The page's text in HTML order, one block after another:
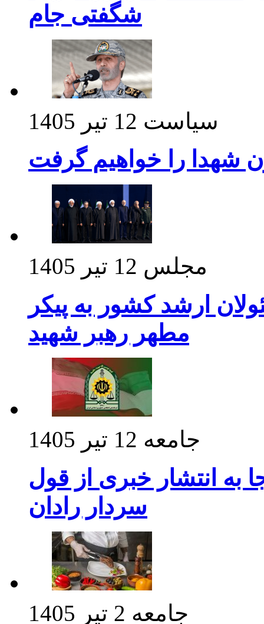
شگفتی جام
سیاست 12 تیر 1405
شهدا را خواهیم گرفت
مجلس 12 تیر 1405
ارشد کشور به پیکر
مطهر رهبر شهید
جامعه 12 تیر 1405
به انتشار خبری از قول
سردار رادان
جامعه 2 تیر 1405